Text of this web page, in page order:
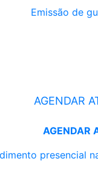
Emissão de
AGENDAR
AGENDAR
presencial